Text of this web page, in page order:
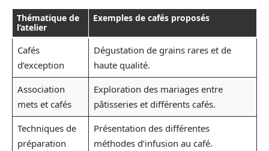
Thématique de
l’atelier
Exemples de cafés proposés
Cafés
d’exception
Dégustation de grains rares et de
haute qualité.
Association
mets et cafés
Exploration des mariages entre
pâtisseries et différents cafés.
Techniques de
préparation
Présentation des différentes
méthodes d’infusion au café.